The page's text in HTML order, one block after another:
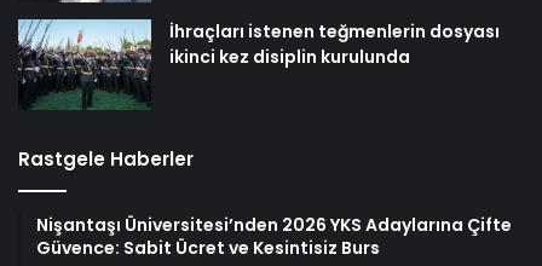
İhraçları istenen teğmenlerin dosyası
ikinci kez disiplin kurulunda
Rastgele Haberler
Nişantaşı Üniversitesi’nden 2026 YKS Adaylarına Çifte
Güvence: Sabit Ücret ve Kesintisiz Burs